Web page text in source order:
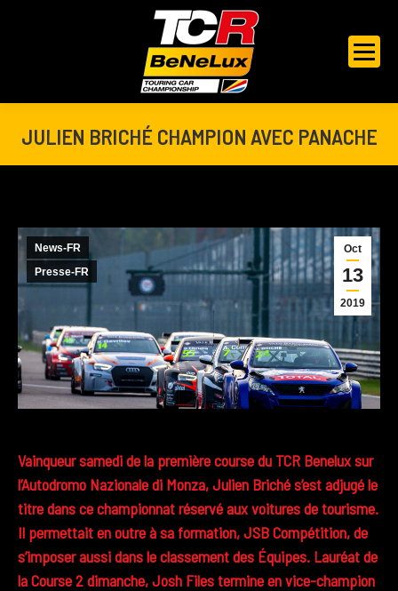
JULIEN BRICHÉ CHAMPION AVEC PANACHE
Vous êtes ici :
Oct
13
2019
News-FR
Presse-FR
Vainqueur samedi de la première course du TCR Benelux sur
l’Autodromo Nazionale di Monza, Julien Briché s’est adjugé le
titre dans ce championnat réservé aux voitures de tourisme.
Il permettait en outre à sa formation, JSB Compétition, de
s’imposer aussi dans le classement des Équipes. Lauréat de
la Course 2 dimanche, Josh Files termine en vice-champion